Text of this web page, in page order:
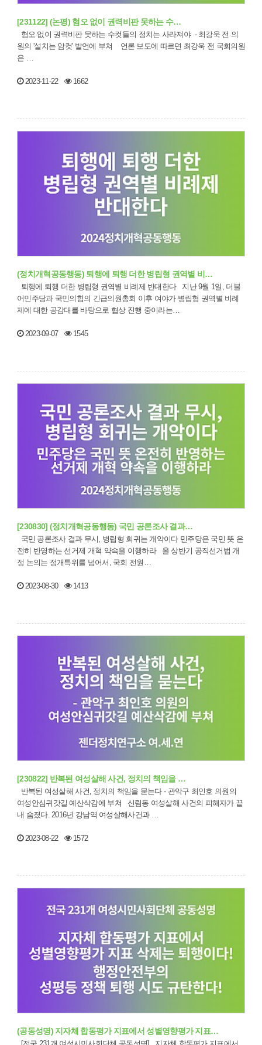
[231122] (논평) 혐오 없이 권력비판 못하는 수…
원의 '설치는 암컷' 발언에 부쳐 언론 보도에 따르면 최강욱 전 국회의원
은 …
2023-11-22 1662
(정치개혁공동행동) 퇴행에 퇴행 더한 병립형 권역별 비…
어민주당과 국민의힘의 긴급의원총회 이후 여야가 병립형 권역별 비례
제에 대한 공감대를 바탕으로 협상 진행 중이라는…
2023-09-07 1545
[230830] (정치개혁공동행동) 국민 공론조사 결과…
전히 반영하는 선거제 개혁 약속을 이행하라 올 상반기 공직선거법 개
정 논의는 정개특위를 넘어서, 국회 전원…
2023-08-30 1413
[230822] 반복된 여성살해 사건, 정치의 책임을 …
여성안심귀갓길 예산삭감에 부쳐 신림동 여성살해 사건의 피해자가 끝
내 숨졌다. 2016년 강남역 여성살해사건과 …
2023-08-22 1572
(공동성명) 지자체 합동평가 지표에서 성별영향평가 지표…